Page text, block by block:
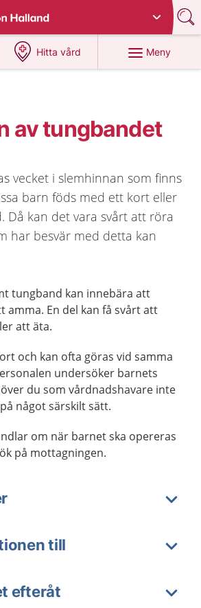
region Halland
Hitta vård
på 1177.se
Meny
av tungbandet
vecket i slemhinnan som finns
barn föds med ett kort eller
Då kan det vara svårt att röra
har besvär med detta kan
tungband kan innebära att
amma. En del kan få svårt att
att äta.
och kan ofta göras vid samma
undersöker barnets
du som vårdnadshavare inte
något särskilt sätt.
om när barnet ska opereras
på mottagningen.
till
efteråt